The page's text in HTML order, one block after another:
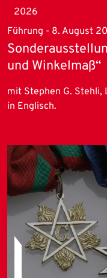
2026
Führung - 8. August
und Winkelmaß“
mit Stephen G. Stehli,
in Englisch.